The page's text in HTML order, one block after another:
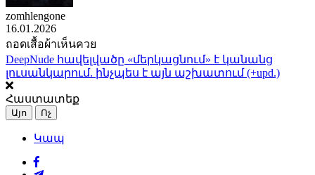
zomhlengone
16.01.2026
ถอดเสื้อผ้าเห็นควย
DeepNude հավելվածը «մերկացնում» է կանանց
լուսանկարում. ինչպես է այն աշխատում (+upd.)
Հաստատեք
Այո Ոչ
Կապ